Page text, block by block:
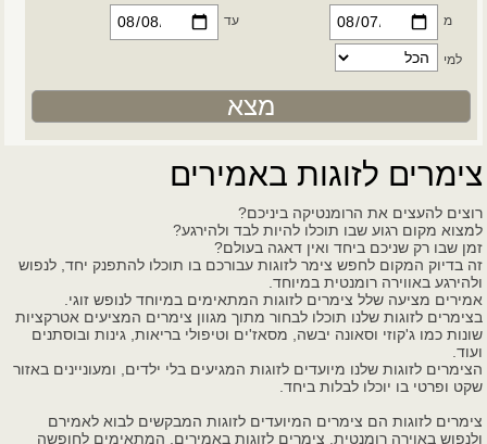
מ עד
למי
צימרים לזוגות באמירים
רוצים להעצים את הרומנטיקה ביניכם?
למצוא מקום רגוע שבו תוכלו להיות לבד ולהירגע?
זמן שבו רק שניכם ביחד ואין דאגה בעולם?
זה בדיוק המקום לחפש צימר לזוגות עבורכם בו תוכלו להתפנק יחד, לנפוש
ולהירגע באווירה רומנטית במיוחד.
אמירים מציעה שלל צימרים לזוגות המתאימים במיוחד לנופש זוגי.
בצימרים לזוגות שלנו תוכלו לבחור מתוך מגוון צימרים המציעים אטרקציות
שונות כמו ג'קוזי וסאונה יבשה, מסאז'ים וטיפולי בריאות, גינות ובוסתנים
ועוד.
הצימרים לזוגות שלנו מיועדים לזוגות המגיעים בלי ילדים, ומעוניינים באזור
שקט ופרטי בו יוכלו לבלות ביחד.
צימרים לזוגות הם צימרים המיועדים לזוגות המבקשים לבוא לאמירם
ולנפוש באוירה רומנטית. צימרים לזוגות באמירים, המתאימים לחופשה